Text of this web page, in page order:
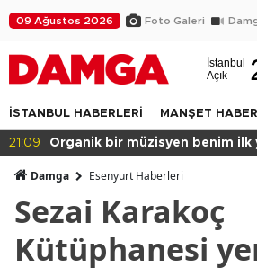
09 Ağustos 2026 Foto Galeri
İstanbul
Açık
İSTANBUL HABERLERİ MANŞET HABER
20:49 Başkan var binası yok!
Damga Esenyurt Haberleri
Sezai Karakoç
Kütüphanesi